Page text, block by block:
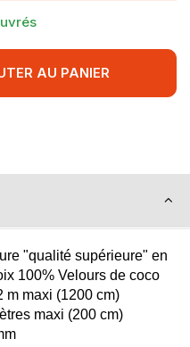
AU PANIER
"qualité supérieure" en
100% Velours de coco
m maxi (1200 cm)
maxi (200 cm)